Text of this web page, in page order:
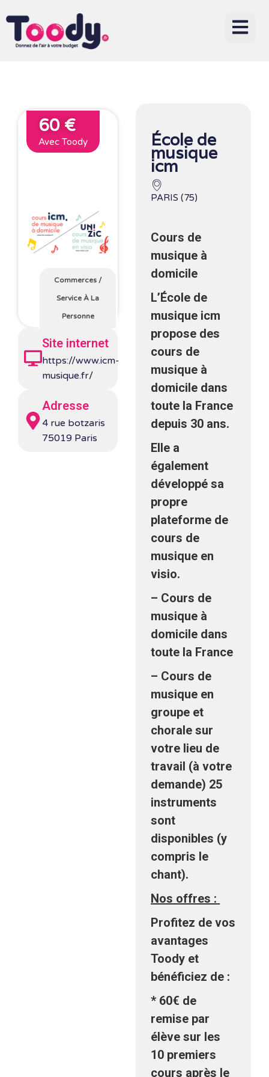
60 €
Avec Toody
Commerces /
Service À La
Personne
Site internet
https://www.icm-
musique.fr/
Adresse
4 rue botzaris
75019 Paris
École de
musique
icm
PARIS (75)
Cours de
musique à
domicile
L’École de
musique icm
propose des
cours de
musique à
domicile dans
toute la France
depuis 30 ans.
Elle a
également
développé sa
propre
plateforme de
cours de
musique en
visio.
– Cours de
musique à
domicile dans
toute la France
– Cours de
musique en
groupe et
chorale sur
votre lieu de
travail (à votre
demande) 25
instruments
sont
disponibles (y
compris le
chant).
Nos offres :
Profitez de vos
avantages
Toody et
bénéficiez de :
* 60€ de
remise par
élève sur les
10 premiers
cours après le